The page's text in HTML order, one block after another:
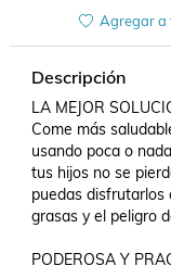
Agregar a
Descripción
LA MEJOR
Come más
usando poca o
tus hijos no se
puedas disfrutarlos
grasas y el peligro
PODEROSA Y